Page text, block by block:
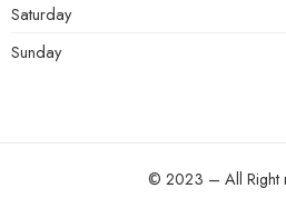
Saturday
Sunday
© 2023 – All Right